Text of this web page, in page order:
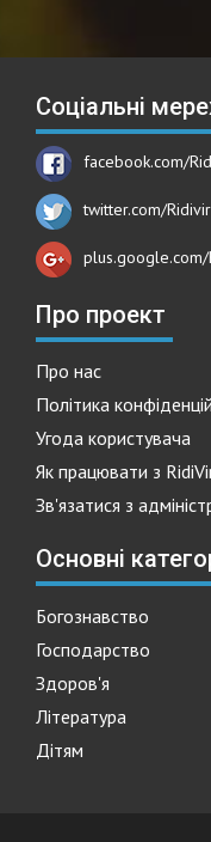
Соціальні
facebook.com/
twitter.com/
plus.google.com/
Про проект
Про нас
Політика
Угода користувача
Як працювати з
Зв'язатися з
Основні
Богознавство
Господарство
Здоров'я
Література
Дітям